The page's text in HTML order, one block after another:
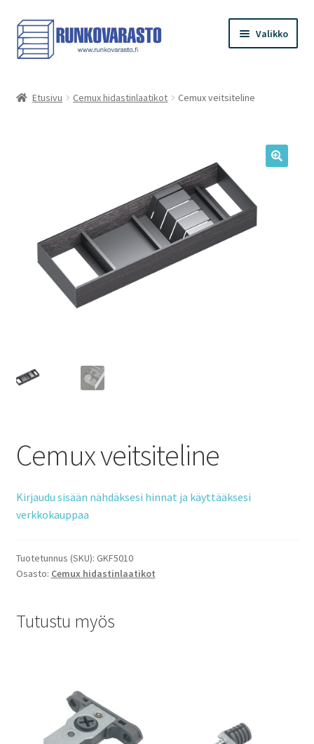
Siirry
navigointiin
Siirry
sisältöön
Valikko
Etusivu Cemux hidastinlaatikot Cemux veitsiteline
Cemux veitsiteline
Kirjaudu sisään nähdäksesi hinnat ja käyttääksesi
verkkokauppaa
Tuotetunnus (SKU): GKF5010
Osasto: Cemux hidastinlaatikot
Tutustu myös